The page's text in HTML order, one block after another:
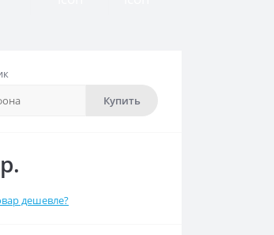
Купить
дешевле?